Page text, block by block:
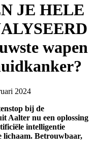
JE HELE
wapen
2024
bij de
Aalter nu een oplossing
intelligentie
lichaam. Betrouwbaar,